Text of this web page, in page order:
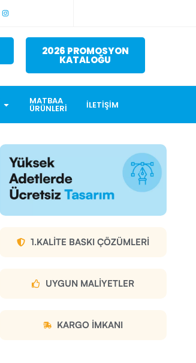
2026 PROMOSYON
KATALOĞU
MATBAA
ÜRÜNLERI İLETIŞIM
1.KALITE BASKI ÇÖZÜMLERI
UYGUN MALIYETLER
KARGO IMKANI